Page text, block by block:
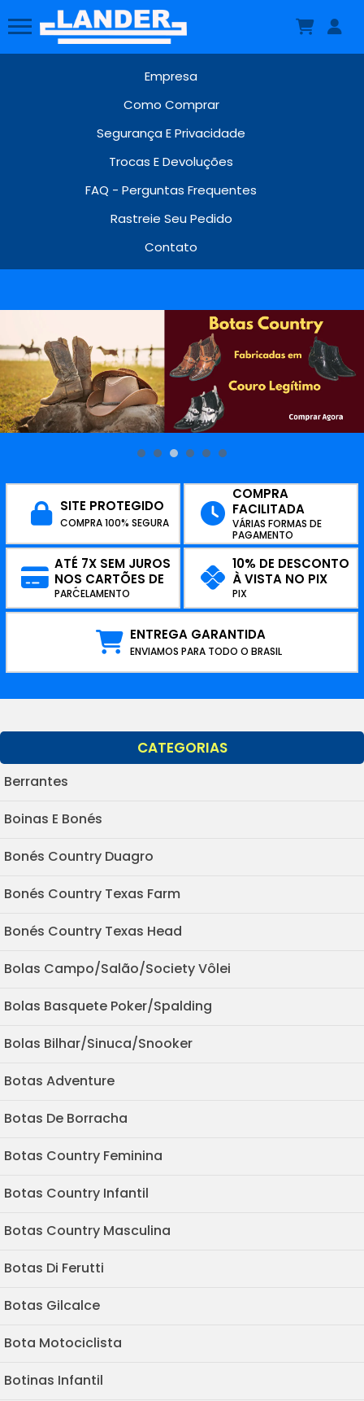
Empresa
Como Comprar
Segurança E Privacidade
Trocas E Devoluções
FAQ - Perguntas Frequentes
Rastreie Seu Pedido
Contato
SITE PROTEGIDO
COMPRA 100% SEGURA
COMPRA
FACILITADA
VÁRIAS FORMAS DE
PAGAMENTO
ATÉ 7X SEM JUROS
NOS CARTÕES DE
CRÉDITO
PARCELAMENTO
10% DE DESCONTO
À VISTA NO PIX
PIX
ENTREGA GARANTIDA
ENVIAMOS PARA TODO O BRASIL
CATEGORIAS
Berrantes
Boinas E Bonés
Bonés Country Duagro
Bonés Country Texas Farm
Bonés Country Texas Head
Bolas Campo/Salão/Society Vôlei
Bolas Basquete Poker/Spalding
Bolas Bilhar/Sinuca/Snooker
Botas Adventure
Botas De Borracha
Botas Country Feminina
Botas Country Infantil
Botas Country Masculina
Botas Di Ferutti
Botas Gilcalce
Bota Motociclista
Botinas Infantil